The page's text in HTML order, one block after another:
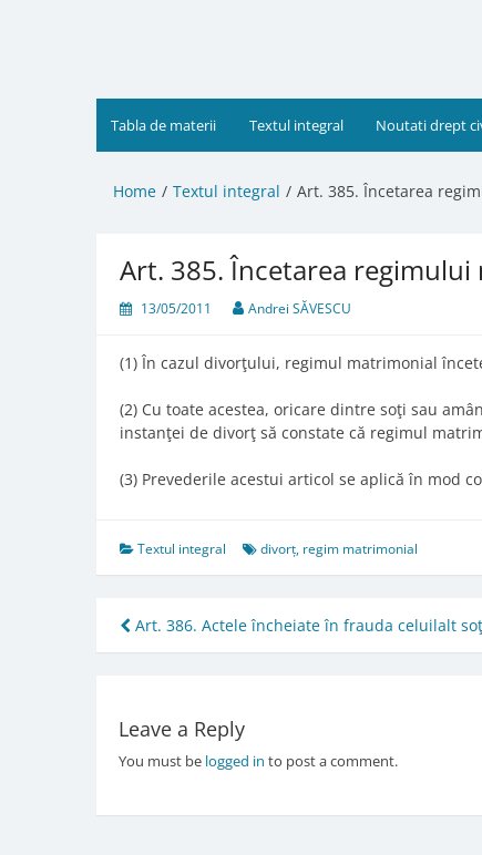
Tabla de materii Textul integral Noutati drept
Home Textul integral Art. 385. Încetarea
Art. 385. Încetarea
13/05/2011 Andrei SĂVESCU
(1) În cazul divorţului, regimul matrimonial
(2) Cu toate acestea, oricare dintre soţi sau
instanţei de divorţ să constate că regimul
(3) Prevederile acestui articol se aplică în mod
Textul integral divorț, regim matrimonial
Post
navigation
Art. 386. Actele încheiate în frauda celuilalt soţ
Leave a Reply
You must be logged in to post a comment.